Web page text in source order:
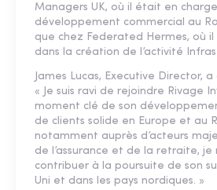
Managers UK, où il était en
développement commercial au
que chez Federated Hermes, où
dans la création de l’activité
James Lucas, Executive Director,
« Je suis ravi de rejoindre Rivage
moment clé de son
de clients solide en Europe et au
notamment auprès d’acteurs
de l’assurance et de la retraite, je
contribuer à la poursuite de son
Uni et dans les pays nordiques. »